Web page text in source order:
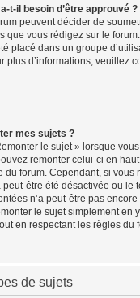
t-il besoin d’être approuvé ?
peuvent décider de
que vous rédigez sur le
placé dans un groupe
plus d’informations, veuillez
mes sujets ?
le sujet » lorsque
remonter celui-ci en
du forum. Cependant, si vous
être été désactivée ou le
n’a peut-être pas encore
le sujet simplement en
en respectant les règles du
de sujets